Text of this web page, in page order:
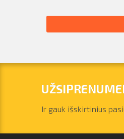
Ir gauk išskirtinius